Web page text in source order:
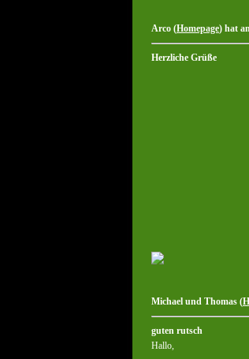
Arco (Homepage) hat
Herzliche Grüße
Michael und Thomas (
guten rutsch
Hallo,